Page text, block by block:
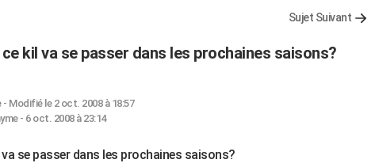
Sujet Suivant
kil va se passer dans les prochaines saisons?
- Modifié le 2 oct. 2008 à 18:57
- 6 oct. 2008 à 23:14
se passer dans les prochaines saisons?